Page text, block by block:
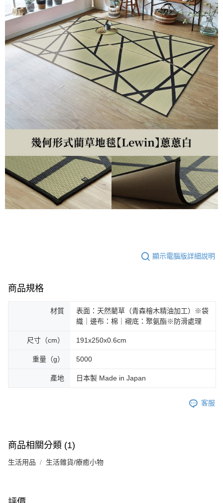
顯示電腦版詳細說明
商品規格
材質
表面：天然藺草（青森檜木精油加工）※袋
織｜邊布：棉｜襯底：聚氨酯※防滑處理
尺寸（cm） 191x250x0.6cm
重量（g） 5000
產地 日本製 Made in Japan
客服
商品相關分類 (1)
生活用品 生活雜貨/療癒小物